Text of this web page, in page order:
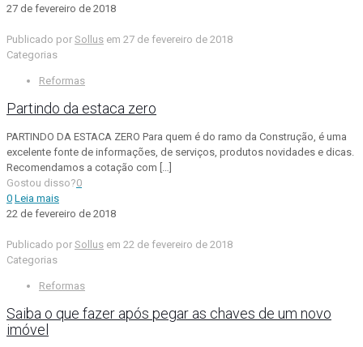
27 de fevereiro de 2018
Publicado por Sollus em 27 de fevereiro de 2018
Categorias
Reformas
Partindo da estaca zero
PARTINDO DA ESTACA ZERO Para quem é do ramo da Construção, é uma
excelente fonte de informações, de serviços, produtos novidades e dicas.
Recomendamos a cotação com
Gostou disso?0
0 Leia mais
22 de fevereiro de 2018
Publicado por Sollus em 22 de fevereiro de 2018
Categorias
Reformas
Saiba o que fazer após pegar as chaves de um novo
imóvel